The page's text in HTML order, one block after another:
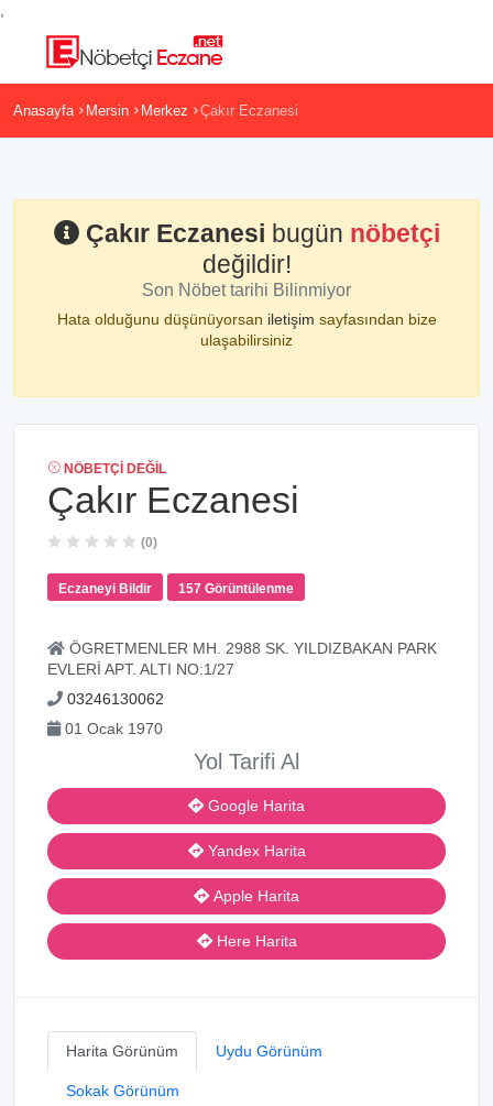
Anasayfa Mersin Merkez Çakır Eczanesi
Çakır Eczanesi bugün nöbetçi
değildir!
Son Nöbet tarihi Bilinmiyor
Hata olduğunu düşünüyorsan iletişim sayfasından bize
ulaşabilirsiniz
NÖBETÇI DEĞIL
Çakır Eczanesi
(0)
Eczaneyi Bildir 157 Görüntülenme
ÖGRETMENLER MH. 2988 SK. YILDIZBAKAN PARK
EVLERİ APT. ALTI NO:1/27
03246130062
01 Ocak 1970
Yol Tarifi Al
Google Harita
Yandex Harita
Apple Harita
Here Harita
Harita Görünüm Uydu Görünüm
Sokak Görünüm